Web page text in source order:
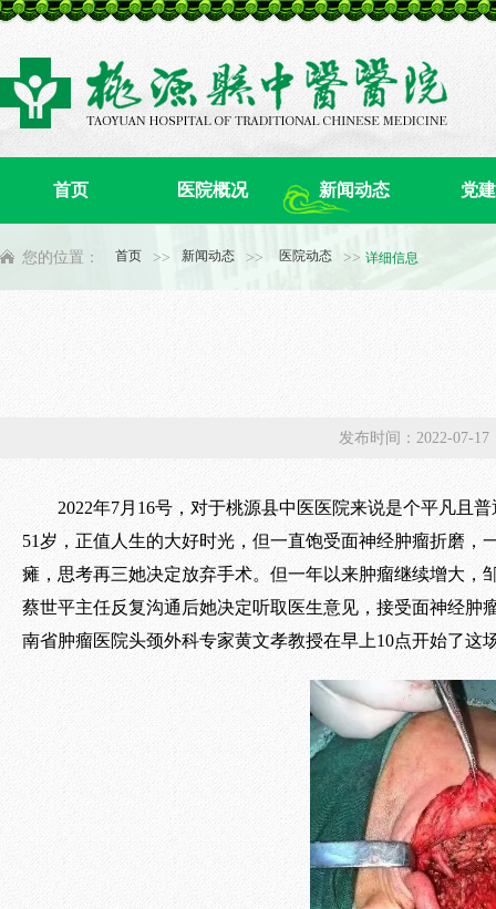
首页 医院概况 新闻动态 党
您的位置： 首页 >> 新闻动态 >> 医院动态 >> 详细信息
发布时间：2022-
2022年7月16号，对于桃源县中医医院来说是个平凡且
51岁，正值人生的大好时光，但一直饱受面神经肿瘤折磨
瘫，思考再三她决定放弃手术。但一年以来肿瘤继续增大
蔡世平主任反复沟通后她决定听取医生意见，接受面神经肿
南省肿瘤医院头颈外科专家黄文孝教授在早上10点开始了